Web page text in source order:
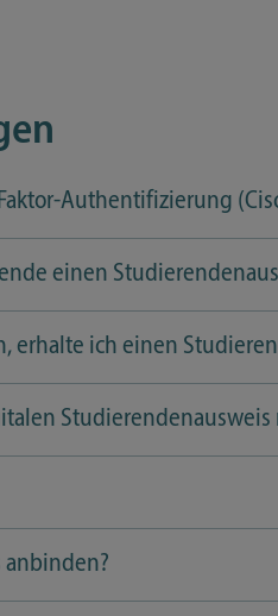
Authentifizierung
einen
erhalte ich einen
anbinden?